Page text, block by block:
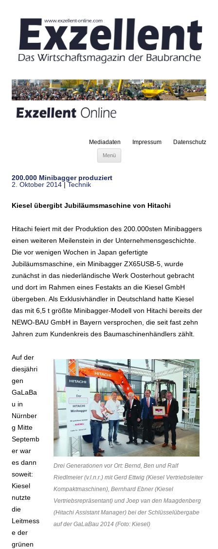
Mediadaten Impressum Datenschutz
Menü
200.000 Minibagger produziert
2. Oktober 2014 | Technik
Kiesel übergibt Jubiläumsmaschine von Hitachi
Hitachi feiert mit der Produktion des 200.000sten Minibaggers
einen weiteren Meilenstein in der Unternehmensgeschichte.
Die vor wenigen Wochen in Japan gefertigte
Jubiläumsmaschine, ein Minibagger ZX65USB-5, wurde
zunächst in das niederländische Werk Oosterhout gebracht
und dort im Rahmen eines Festakts an die Kiesel GmbH
übergeben. Als Exklusivhändler in Deutschland hatte Kiesel
das mit 6,5 t größte Minibagger-Modell von Hitachi bereits der
NEWO-BAU GmbH in Bayern versprochen, die seit fast zehn
Jahren zum Kundenkreis des Baumaschinenhändlers zählt.
Drei Generationen vor Ort: Bernd, Ben und Ralf
Riedlmeier (v.l.n.r.) mit Gerd Ettwig (Kiesel Vertriebsleiter
Kompaktmaschinen), Bernhard Ebner (Kiesel
Vertriebsrepräsentant) und Joep van den Maagdenberg
(Hitachi Assistant Manager) bei der Schlüsselübergabe
auf der GaLaBau 2014 (Foto: Kiesel)
Auf der
diesjähri
gen
GaLaBa
u in
Nürnber
g Mitte
Septemb
er war
es dann
soweit:
Kiesel
nutzte
die
Leitmess
e der
grünen